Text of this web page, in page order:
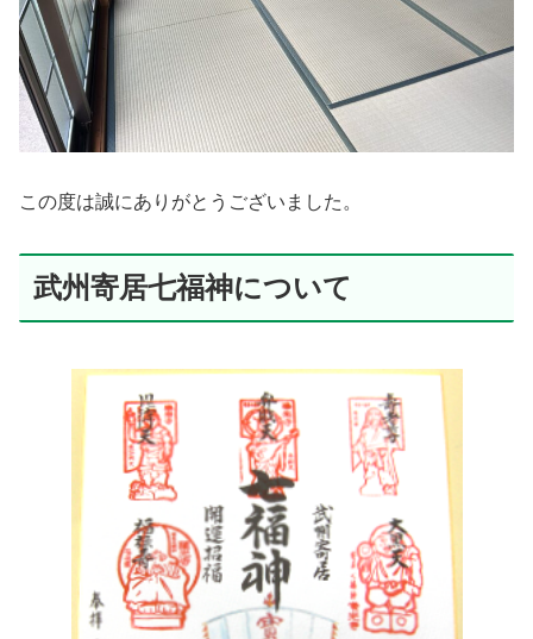
この度は誠にありがとうございました。
武州寄居七福神について